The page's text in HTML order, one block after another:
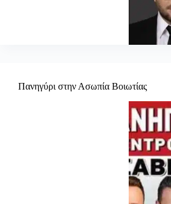
Πανηγύρι στην Ασωπία Βοιωτίας